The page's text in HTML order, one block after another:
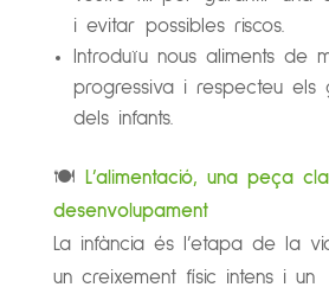
i evitar possibles riscos.
Introduïu nous aliments de
progressiva i respecteu els
dels infants.
🍽️
L’alimentació, una peça
desenvolupament
La infància és l’etapa de la
un creixement físic intens i un